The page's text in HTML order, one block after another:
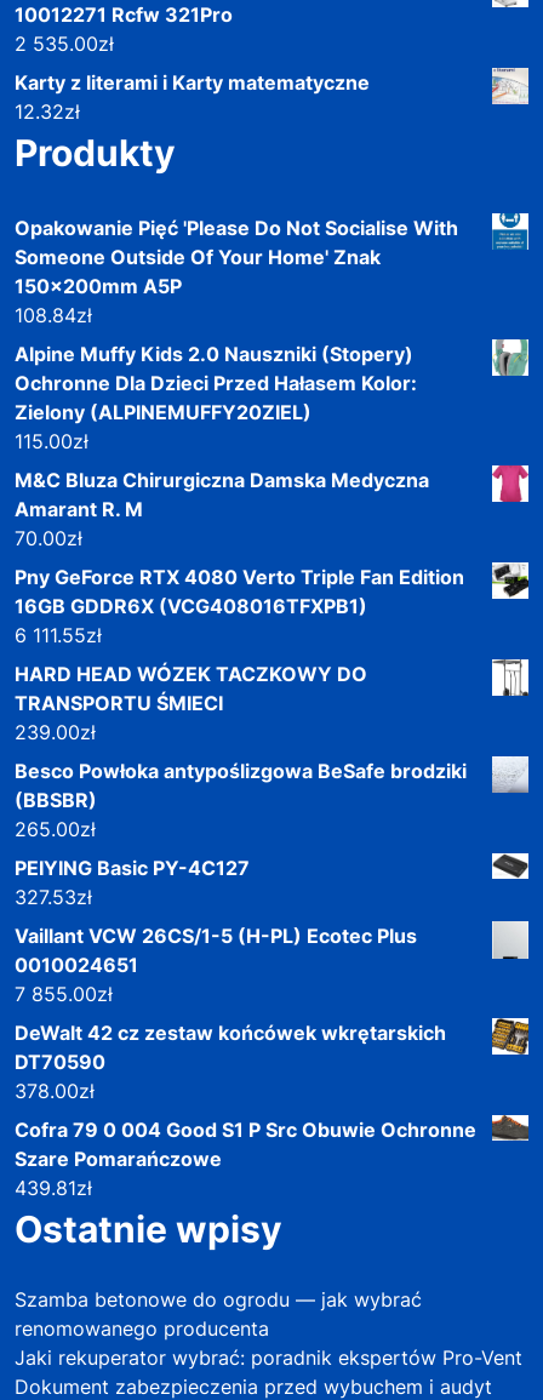
10012271 Rcfw 321Pro
2 535.00zł
Karty z literami i Karty matematyczne
12.32zł
Produkty
Opakowanie Pięć 'Please Do Not Socialise With
Someone Outside Of Your Home' Znak
150x200mm A5P
108.84zł
Alpine Muffy Kids 2.0 Nauszniki (Stopery)
Ochronne Dla Dzieci Przed Hałasem Kolor:
Zielony (ALPINEMUFFY20ZIEL)
115.00zł
M&C Bluza Chirurgiczna Damska Medyczna
Amarant R. M
70.00zł
Pny GeForce RTX 4080 Verto Triple Fan Edition
16GB GDDR6X (VCG408016TFXPB1)
6 111.55zł
HARD HEAD WÓZEK TACZKOWY DO
TRANSPORTU ŚMIECI
239.00zł
Besco Powłoka antypoślizgowa BeSafe brodziki
(BBSBR)
265.00zł
PEIYING Basic PY-4C127
327.53zł
Vaillant VCW 26CS/1-5 (H-PL) Ecotec Plus
0010024651
7 855.00zł
DeWalt 42 cz zestaw końcówek wkrętarskich
DT70590
378.00zł
Cofra 79 0 004 Good S1 P Src Obuwie Ochronne
Szare Pomarańczowe
439.81zł
Ostatnie wpisy
Szamba betonowe do ogrodu — jak wybrać
renomowanego producenta
Jaki rekuperator wybrać: poradnik ekspertów Pro-Vent
Dokument zabezpieczenia przed wybuchem i audyt